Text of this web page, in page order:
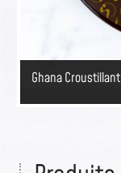
Ghana Croustillant